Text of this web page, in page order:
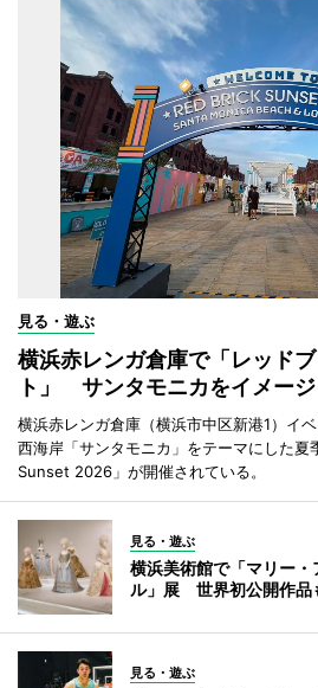
見る・遊ぶ
横浜赤レンガ倉庫で「レッド
ト」 サンタモニカをイメー
横浜赤レンガ倉庫（横浜市中区新港1）イ
西海岸「サンタモニカ」をテーマにした
Sunset 2026」が開催されている。
見る・遊ぶ
横浜美術館で「マリー
ル」展 世界初公開作品
見る・遊ぶ